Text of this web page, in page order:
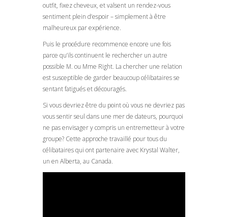
outfit, fixez cheveux, et valsent un rendez-vous
sentiment plein d’espoir – simplement à être
malheureux par expérience.
Puis le procédure recommence encore une fois
parce qu’ils continuent le rechercher un autre
possible M. ou Mme Right. La chercher une relation
est susceptible de garder beaucoup célibataires se
sentant fatigués et découragés.
Si vous devriez être du point où vous ne devriez pas
vous sentir seul dans une mer de dateurs, pourquoi
ne pas envisager y compris un entremetteur à votre
groupe? Cette approche travaillé pour tous du
célibataires qui ont partenaire avec Krystal Walter,
un en Alberta, au Canada.